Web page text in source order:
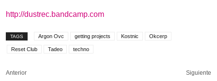
http://dustrec.bandcamp.com
TAGS Argon Ovc getting projects Kostnic Okcerp
Reset Club Tadeo techno
Anterior Siguiente